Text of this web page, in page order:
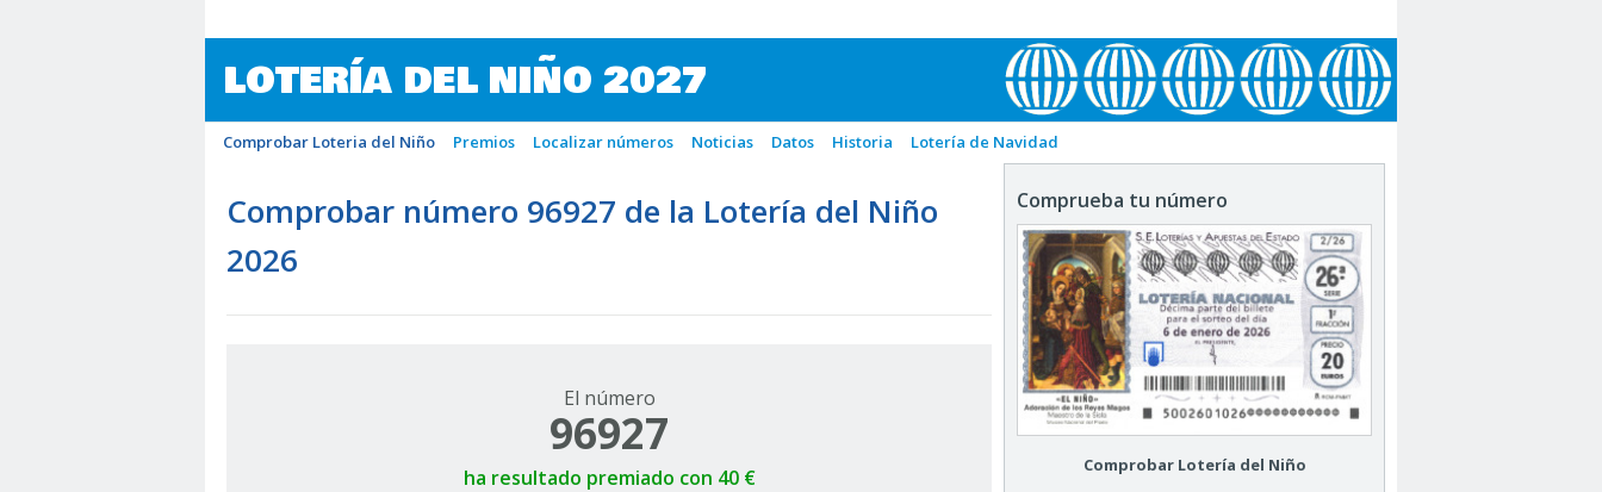
LOTERÍA DEL NIÑO 2027
Comprobar Loteria del Niño Premios Localizar números Noticias Datos Historia Lotería de Navidad
Comprobar número 96927 de la Lotería del Niño
2026
El número
96927
ha resultado premiado con 40 €
Comprueba tu número
Comprobar Lotería del Niño